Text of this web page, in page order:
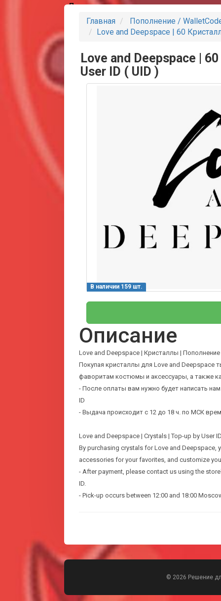
Партнеры
Главная
Пополнение /
Love and Deepspace | 60
Love and Deepspace |
User ID ( UID )
В наличии 159 шт.
Описание
Love and Deepspace | Кристаллы | Пополнение
Покупая кристаллы для Love and Deepspace
фаворитам костюмы и аксессуары, а также
- После оплаты вам нужно будет написать
ID
- Выдача происходит с 12 до 18 ч. по МСК
Love and Deepspace | Crystals | Top-up by User
By purchasing crystals for Love and Deepspace,
accessories for your favorites, and customize
- After payment, please contact us using the
ID.
- Pick-up occurs between 12:00 and 18:00
© 2026 Решение